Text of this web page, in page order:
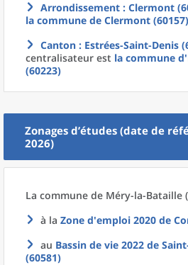
Arrondissement : Clermont
la commune de Clermont (60157)
Canton : Estrées-Saint-Denis
centralisateur est la commune d'
(60223)
Zonages d’études (date de
2026)
La commune de Méry-la-Bataille
à la Zone d'emploi 2020 de
au Bassin de vie 2022 de
(60581)